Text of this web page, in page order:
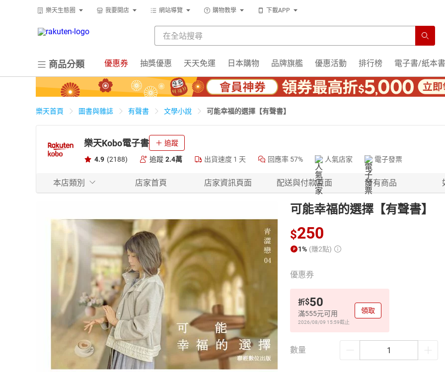
樂天生態圈 我要開店 網站導覽 購物教學 下載APP
商品分類 優惠券 抽獎優惠 天天免運 日本購物 品牌旗艦 優惠活動 排行榜 電子書/紙本書
樂天首頁 圖書與雜誌 有聲書 文學小說 可能幸福的選擇【有聲書】
樂天Kobo電子書 追蹤
4.9 (2188) 追蹤 2.4萬 出貨速度 1 天 回應率 57% 人氣店家 電子發票
本店類別 店家首頁 店家資訊頁面 配送與付款頁面 所有商品
可能幸福的選擇【有聲書】
$250
1% (賺2點)
優惠券
折$50
滿555元可用
2026/08/09 15:59截止
領取
數量